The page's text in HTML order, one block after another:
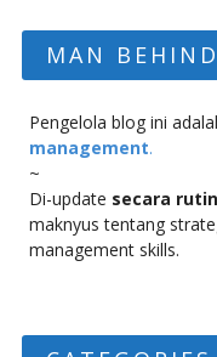
MAN
Pengelola blog ini
management.
~
Di-update secara rutin
maknyus tentang
management skills.